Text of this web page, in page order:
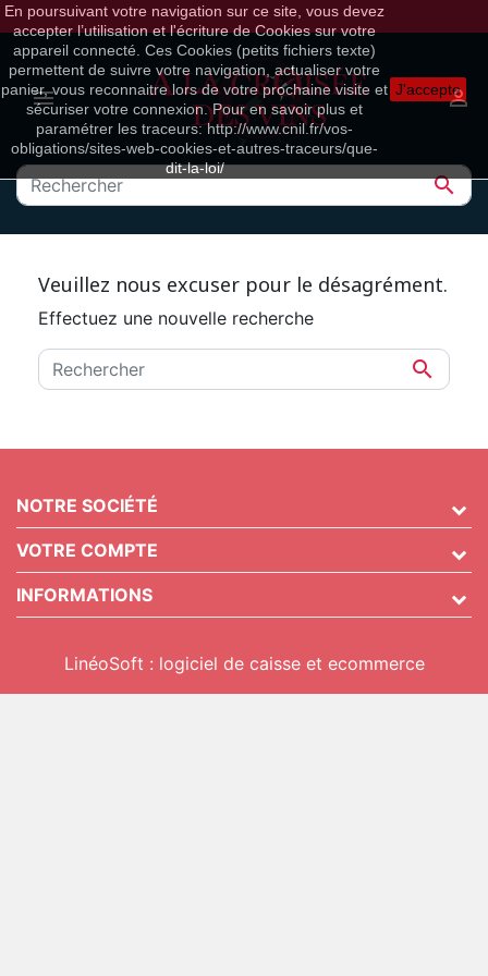



Veuillez nous excuser pour le désagrément.
Effectuez une nouvelle recherche

NOTRE SOCIÉTÉ
VOTRE COMPTE
INFORMATIONS
En poursuivant votre navigation sur ce site, vous devez
accepter l’utilisation et l'écriture de Cookies sur votre
appareil connecté. Ces Cookies (petits fichiers texte)
permettent de suivre votre navigation, actualiser votre
panier, vous reconnaitre lors de votre prochaine visite et
sécuriser votre connexion. Pour en savoir plus et
paramétrer les traceurs: http://www.cnil.fr/vos-
obligations/sites-web-cookies-et-autres-traceurs/que-
dit-la-loi/
J'accepte
LinéoSoft : logiciel de caisse et ecommerce